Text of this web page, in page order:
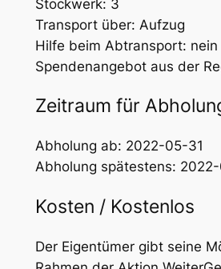
Stockwerk: 3
Transport über: Aufzug
Hilfe beim Abtransport: nein
Spendenangebot aus der
Zeitraum für
Abholung ab: 2022-05-31
Abholung spätestens:
Kosten / Kostenlos
Der Eigentümer gibt seine